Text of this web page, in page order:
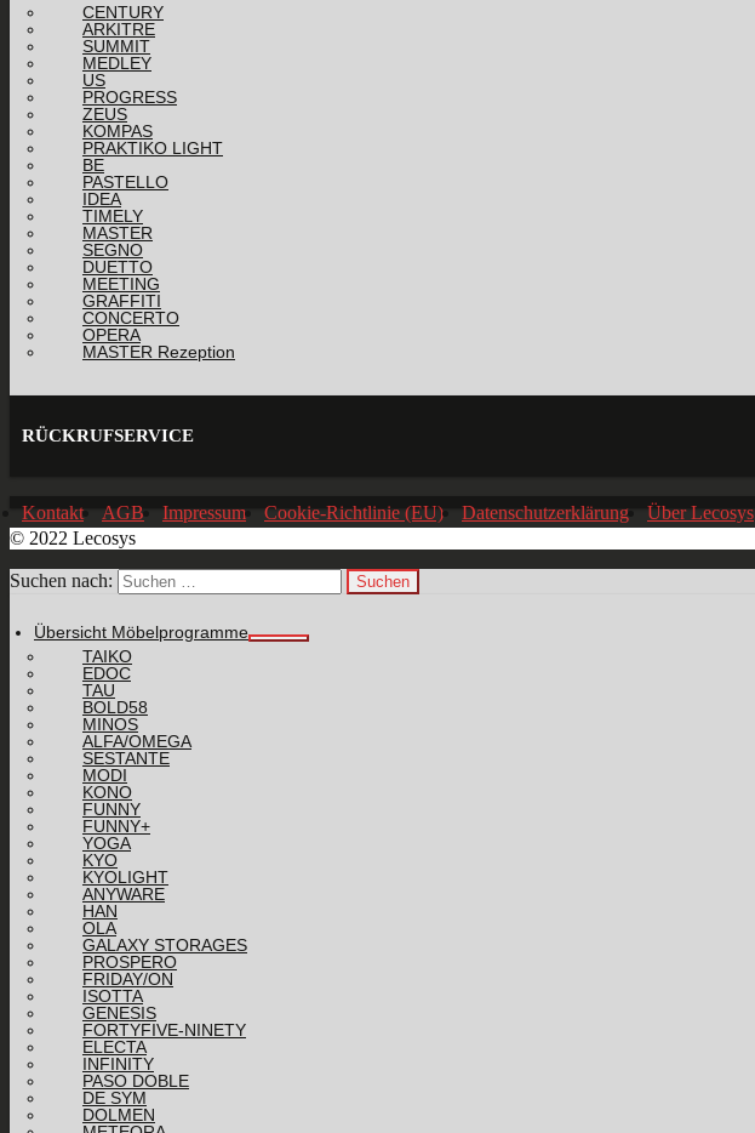
CENTURY
ARKITRE
SUMMIT
MEDLEY
US
PROGRESS
ZEUS
KOMPAS
PRAKTIKO LIGHT
BE
PASTELLO
IDEA
TIMELY
MASTER
SEGNO
DUETTO
MEETING
GRAFFITI
CONCERTO
OPERA
MASTER Rezeption
RÜCKRUFSERVICE
Kontakt AGB Impressum Cookie-Richtlinie (EU) Datenschutzerklärung
Über Lecosys
© 2022 Lecosys
Suchen nach:
Übersicht Möbelprogramme
TAIKO
EDOC
TAU
BOLD58
MINOS
ALFA/OMEGA
SESTANTE
MODI
KONO
FUNNY
FUNNY+
YOGA
KYO
KYOLIGHT
ANYWARE
HAN
OLA
GALAXY STORAGES
PROSPERO
FRIDAY/ON
ISOTTA
GENESIS
FORTYFIVE-NINETY
ELECTA
INFINITY
PASO DOBLE
DE SYM
DOLMEN